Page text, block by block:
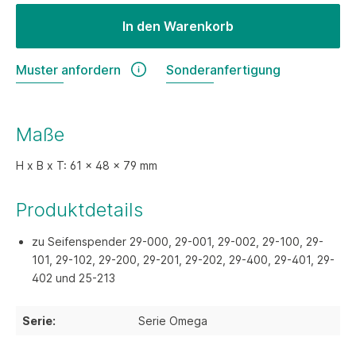
In den Warenkorb
Muster anfordern Sonderanfertigung
Produktdetails
zu Seifenspender 29-000, 29-001, 29-002, 29-100, 29-
101, 29-102, 29-200, 29-201, 29-202, 29-400, 29-401, 29-
402 und 25-213
Serie: Serie Omega
Maße
H x B x T: 61 x 48 x 79 mm